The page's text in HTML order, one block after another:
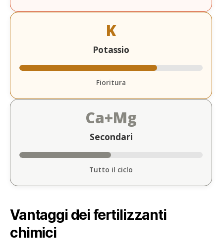
K
Potassio
Fioritura
Ca+Mg
Secondari
Tutto il ciclo
Vantaggi dei fertilizzanti
chimici